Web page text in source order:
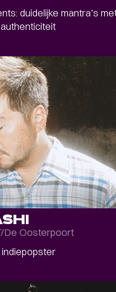
duidelijke mantra’s
De Oosterpoort